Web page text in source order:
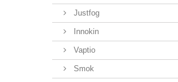
Justfog
Innokin
Vaptio
Smok